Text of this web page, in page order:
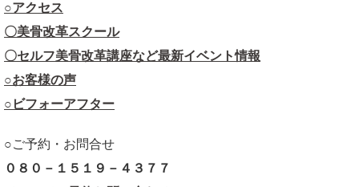
○アクセス
〇美骨改革スクール
〇セルフ美骨改革講座など最新イベント情報
○お客様の声
○ビフォーアフター
○ご予約・お問合せ
０８０－１５１９－４３７７